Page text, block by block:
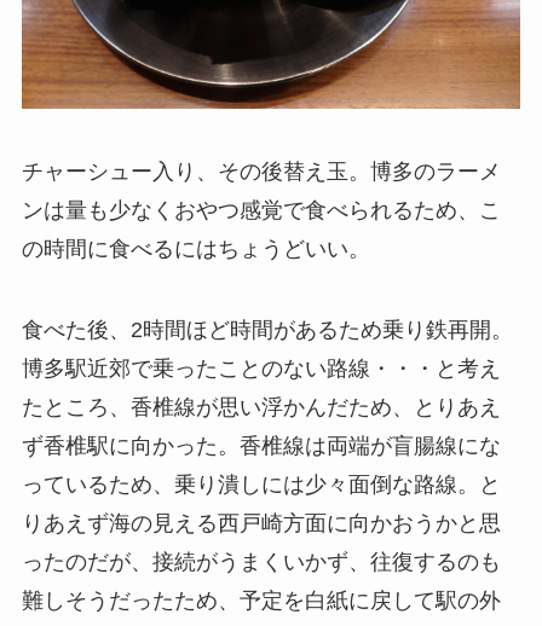
チャーシュー入り、その後替え玉。博多のラーメ
ンは量も少なくおやつ感覚で食べられるため、こ
の時間に食べるにはちょうどいい。
食べた後、2時間ほど時間があるため乗り鉄再開。
博多駅近郊で乗ったことのない路線・・・と考え
たところ、香椎線が思い浮かんだため、とりあえ
ず香椎駅に向かった。香椎線は両端が盲腸線にな
っているため、乗り潰しには少々面倒な路線。と
りあえず海の見える西戸崎方面に向かおうかと思
ったのだが、接続がうまくいかず、往復するのも
難しそうだったため、予定を白紙に戻して駅の外